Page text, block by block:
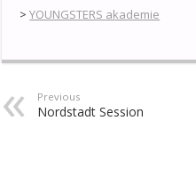
>YOUNGSTERS akademie
Previous
Nordstadt Session